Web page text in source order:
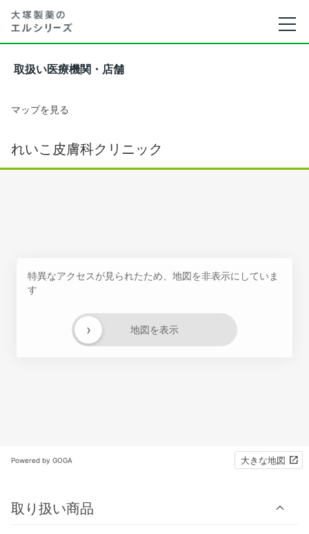
取扱い医療機関・店舗
マップを見る
れいこ皮膚科クリニック
特異なアクセスが見られたため、地図を非表示にしていま
す
地図を表示
›
Powered by GOGA 大きな地図
取り扱い商品